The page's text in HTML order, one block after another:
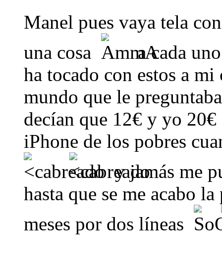
Manel pues vaya tela
una cosa
a cada
ha tocado con estos a
mundo que le
decían que 12€ y yo
iPhone de los pobres
y jamás me
hasta que se me acabo
meses por dos líneas